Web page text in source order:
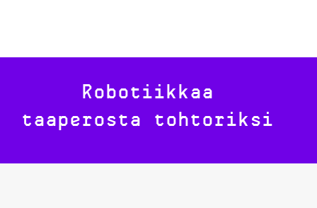
Robotiikkaa
taaperosta tohtoriksi